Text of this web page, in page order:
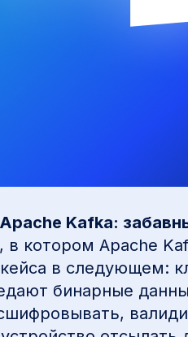
Kafka:
в котором Apache
в следующем:
бинарные